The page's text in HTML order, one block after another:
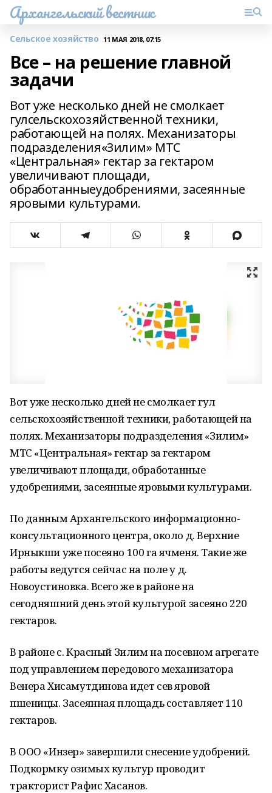
Архангельский вестник
Сельское хозяйство 11 МАЯ 2018, 07:15
Все – на решение главной
задачи
Вот уже несколько дней не смолкает
гулсельскохозяйственной техники,
работающей на полях. Механизаторы
подразделения«Зилим» МТС
«Центральная» гектар за гектаром
увеличивают площади,
обработанныеудобрениями, засеянные
яровыми культурами.
Вот уже несколько дней не смолкает гул
сельскохозяйственной техники, работающей на
полях. Механизаторы подразделения «Зилим»
МТС «Центральная» гектар за гектаром
увеличивают площади, обработанные
удобрениями, засеянные яровыми культурами.
По данным Архангельского информационно-
консультационного центра, около д. Верхние
Ирныкши уже посеяно 100 га ячменя. Такие же
работы ведутся сейчас на поле у д.
Новоустиновка. Всего же в районе на
сегодняшний день этой культурой засеяно 220
гектаров.
В районе с. Красный Зилим на посевном агрегате
под управлением передового механизатора
Венера Хисамутдинова идет сев яровой
пшеницы. Засеянная площадь составляет 110
гектаров.
В ООО «Инзер» завершили снесение удобрений.
Подкормку озимых культур проводит
тракторист Рафис Хасанов.